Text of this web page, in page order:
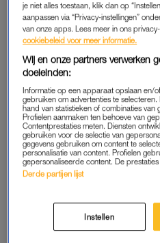
VERVROEGDE
In haar examenjaar wordt
andere dag niet meer
praten. Pas aan het einde van
nee.” Melissa wordt de deur
volgend jaar terug te komen als
je niet alles toestaan, klik dan op
aanpassen via “Privacy-instellingen”
van onze apps. Lees meer in ons
cookiebeleid voor meer informatie.
Wij en onze partners verwerken
doeleinden:
Informatie op een apparaat opslaan en/
gebruiken om advertenties te
hand van statistieken of combinaties van
Profielen aanmaken ten behoeve van
Contentprestaties meten. Diensten
gebruiken voor de selectie van
gegevens gebruiken om content te
personalisatie van content. Profielen
gepersonaliseerde content. De
Derde partijen lijst
Instellen